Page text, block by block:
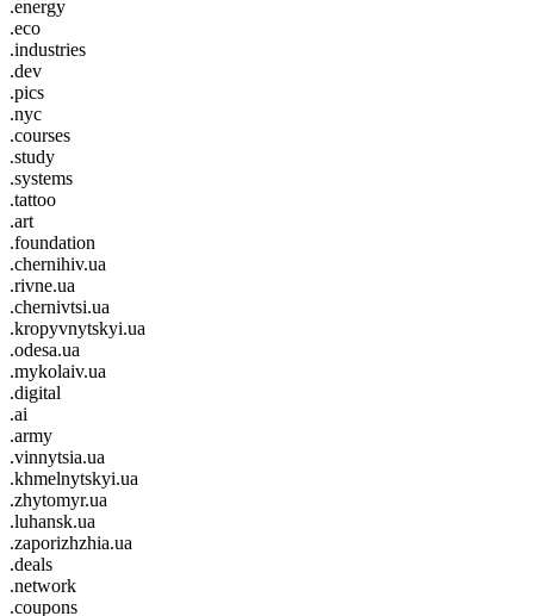
.energy
.eco
.industries
.dev
.pics
.nyc
.courses
.study
.systems
.tattoo
.art
.foundation
.chernihiv.ua
.rivne.ua
.chernivtsi.ua
.kropyvnytskyi.ua
.odesa.ua
.mykolaiv.ua
.digital
.ai
.army
.vinnytsia.ua
.khmelnytskyi.ua
.zhytomyr.ua
.luhansk.ua
.zaporizhzhia.ua
.deals
.network
.coupons